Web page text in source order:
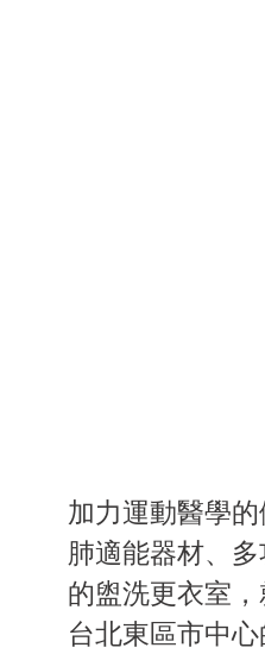
加力運動醫學
肺適能器材、
的盥洗更衣室
台北東區市中